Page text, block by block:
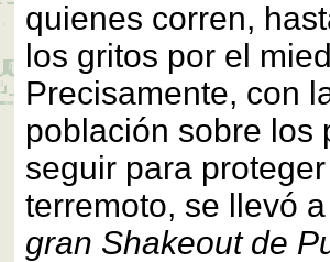
quienes corren,
los gritos por el
Precisamente, con
población sobre los
seguir para
terremoto, se llevó
gran Shakeout de